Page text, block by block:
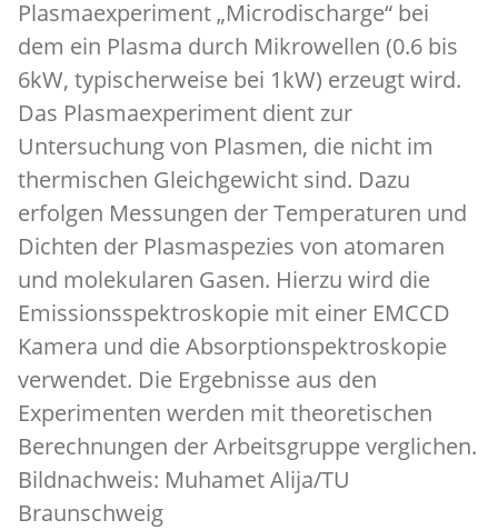
Plasmaexperiment „Microdischarge“ bei
dem ein Plasma durch Mikrowellen (0.6 bis
6kW, typischerweise bei 1kW) erzeugt wird.
Das Plasmaexperiment dient zur
Untersuchung von Plasmen, die nicht im
thermischen Gleichgewicht sind. Dazu
erfolgen Messungen der Temperaturen und
Dichten der Plasmaspezies von atomaren
und molekularen Gasen. Hierzu wird die
Emissionsspektroskopie mit einer EMCCD
Kamera und die Absorptionspektroskopie
verwendet. Die Ergebnisse aus den
Experimenten werden mit theoretischen
Berechnungen der Arbeitsgruppe verglichen.
Bildnachweis: Muhamet Alija/TU
Braunschweig